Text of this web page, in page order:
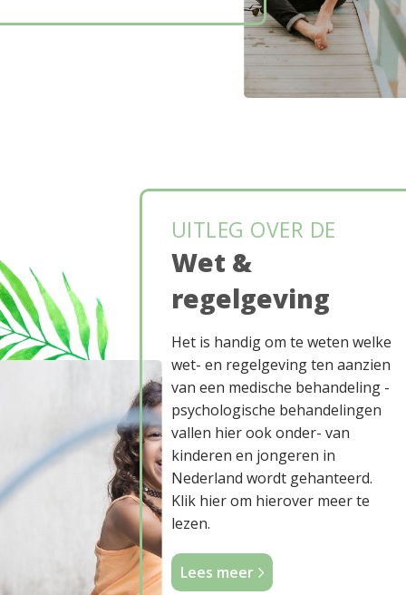
UITLEG OVER DE
Wet &
regelgeving
Het is handig om te weten welke
wet- en regelgeving ten aanzien
van een medische behandeling -
psychologische behandelingen
vallen hier ook onder- van
kinderen en jongeren in
Nederland wordt gehanteerd.
Klik hier om hierover meer te
lezen.
Lees meer